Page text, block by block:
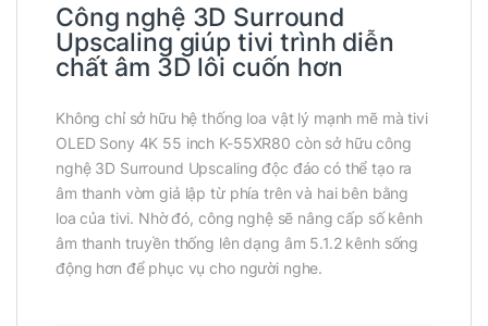
Công nghệ 3D Surround
Upscaling giúp tivi trình diễn
chất âm 3D lôi cuốn hơn
Không chỉ sở hữu hệ thống loa vật lý mạnh mẽ mà tivi
OLED Sony 4K 55 inch K-55XR80 còn sở hữu công
nghệ 3D Surround Upscaling độc đáo có thể tạo ra
âm thanh vòm giả lập từ phía trên và hai bên bằng
loa của tivi. Nhờ đó, công nghệ sẽ nâng cấp số kênh
âm thanh truyền thống lên dạng âm 5.1.2 kênh sống
động hơn để phục vụ cho người nghe.